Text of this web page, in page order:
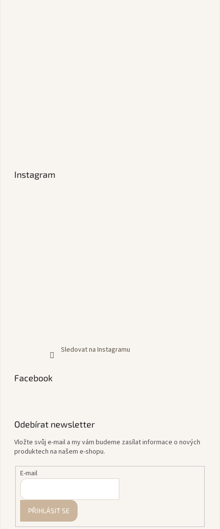
Instagram
Sledovat na Instagramu
Facebook
Odebírat newsletter
Vložte svůj e-mail a my vám budeme zasílat informace o nových
produktech na našem e-shopu.
E-mail
PŘIHLÁSIT SE